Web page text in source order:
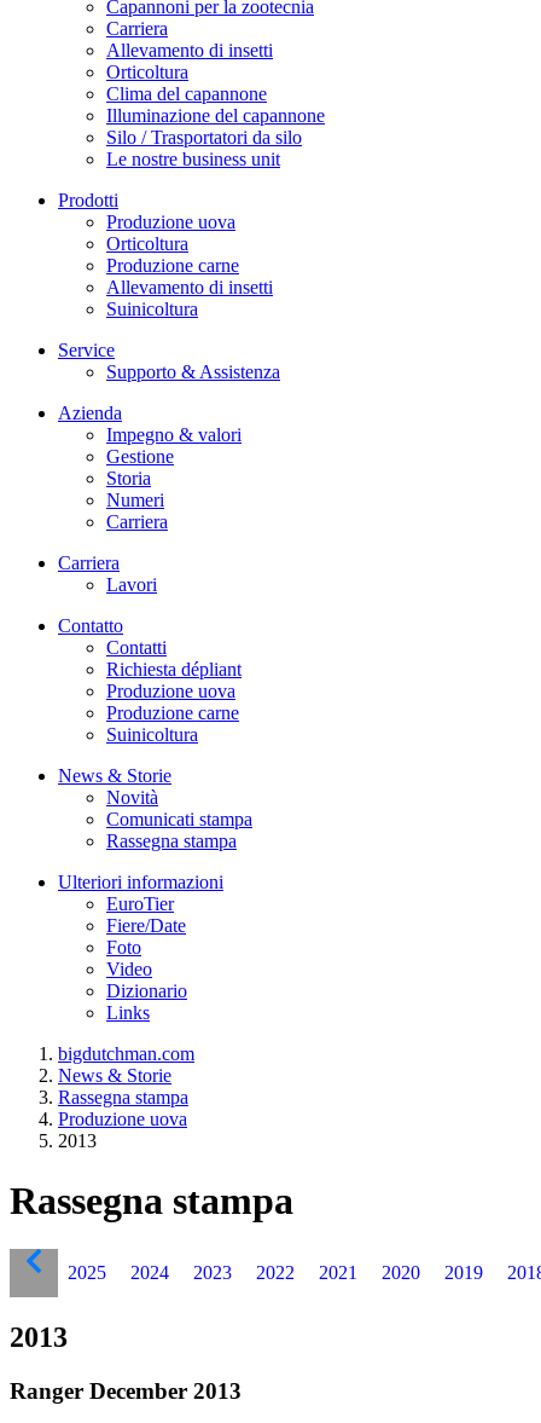
Capannoni per la zootecnia
Carriera
Allevamento di insetti
Orticoltura
Clima del capannone
Illuminazione del capannone
Silo / Trasportatori da silo
Le nostre business unit
Prodotti
Produzione uova
Orticoltura
Produzione carne
Allevamento di insetti
Suinicoltura
Service
Supporto & Assistenza
Azienda
Impegno & valori
Gestione
Storia
Numeri
Carriera
Carriera
Lavori
Contatto
Contatti
Richiesta dépliant
Produzione uova
Produzione carne
Suinicoltura
News & Storie
Novità
Comunicati stampa
Rassegna stampa
Ulteriori informazioni
EuroTier
Fiere/Date
Foto
Video
Dizionario
Links
bigdutchman.com
News & Storie
Rassegna stampa
Produzione uova
2013
Rassegna stampa
2025 2024 2023 2022 2021 2020 2019
2013
Ranger December 2013